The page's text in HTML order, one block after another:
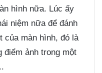
hình nữa. Lúc ấy
niệm nữa để đánh
của màn hình, đó là
điểm ảnh trong một